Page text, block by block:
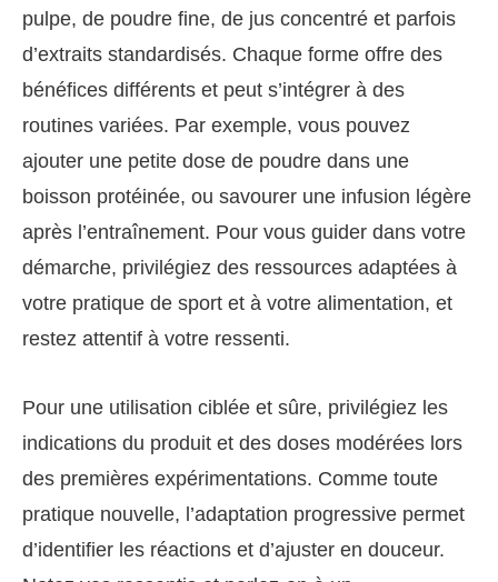
pulpe, de poudre fine, de jus concentré et parfois
d’extraits standardisés. Chaque forme offre des
bénéfices différents et peut s’intégrer à des
routines variées. Par exemple, vous pouvez
ajouter une petite dose de poudre dans une
boisson protéinée, ou savourer une infusion légère
après l’entraînement. Pour vous guider dans votre
démarche, privilégiez des ressources adaptées à
votre pratique de sport et à votre alimentation, et
restez attentif à votre ressenti.
Pour une utilisation ciblée et sûre, privilégiez les
indications du produit et des doses modérées lors
des premières expérimentations. Comme toute
pratique nouvelle, l’adaptation progressive permet
d’identifier les réactions et d’ajuster en douceur.